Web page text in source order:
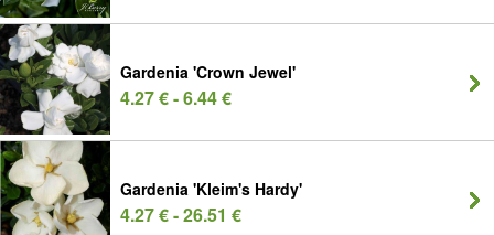
Gardenia 'Crown Jewel'
4.27 € - 6.44 €
Gardenia 'Kleim's Hardy'
4.27 € - 26.51 €